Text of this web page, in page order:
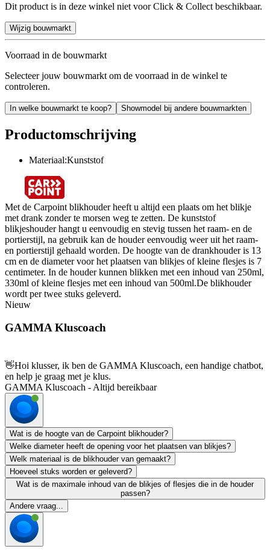
Dit product is in deze winkel niet voor Click & Collect beschikbaar.
Wijzig bouwmarkt
Voorraad in de bouwmarkt
Selecteer jouw bouwmarkt om de voorraad in de winkel te
controleren.
In welke bouwmarkt te koop? Showmodel bij andere bouwmarkten
Productomschrijving
Materiaal:Kunststof
Met de Carpoint blikhouder heeft u altijd een plaats om het blikje
met drank zonder te morsen weg te zetten. De kunststof
blikjeshouder hangt u eenvoudig en stevig tussen het raam- en de
portierstijl, na gebruik kan de houder eenvoudig weer uit het raam-
en portierstijl gehaald worden. De hoogte van de drankhouder is 13
cm en de diameter voor het plaatsen van blikjes of kleine flesjes is 7
centimeter. In de houder kunnen blikken met een inhoud van 250ml,
330ml of kleine flesjes met een inhoud van 500ml.De blikhouder
wordt per twee stuks geleverd.
Nieuw
GAMMA Kluscoach
👋Hoi klusser, ik ben de GAMMA Kluscoach, een handige chatbot,
en help je graag met je klus.
GAMMA Kluscoach - Altijd bereikbaar
Wat is de hoogte van de Carpoint blikhouder?
Welke diameter heeft de opening voor het plaatsen van blikjes?
Welk materiaal is de blikhouder van gemaakt?
Hoeveel stuks worden er geleverd?
Wat is de maximale inhoud van de blikjes of flesjes die in de houder
passen?
Andere vraag...